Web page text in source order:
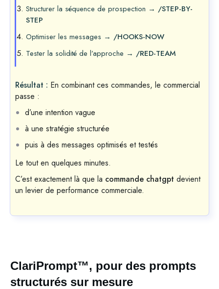
Structurer la séquence de prospection → /STEP-BY-
STEP
Optimiser les messages → /HOOKS-NOW
Tester la solidité de l’approche → /RED-TEAM
Résultat : En combinant ces commandes, le commercial
passe :
d’une intention vague
à une stratégie structurée
puis à des messages optimisés et testés
Le tout en quelques minutes.
C’est exactement là que la commande chatgpt devient
un levier de performance commerciale.
ClariPrompt™, pour des prompts
structurés sur mesure